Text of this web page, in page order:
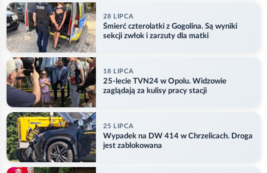
28 LIPCA
Śmierć czterolatki z Gogolina. Są wyniki
sekcji zwłok i zarzuty dla matki
18 LIPCA
25-lecie TVN24 w Opolu. Widzowie
zaglądają za kulisy pracy stacji
25 LIPCA
Wypadek na DW 414 w Chrzelicach. Droga
jest zablokowana